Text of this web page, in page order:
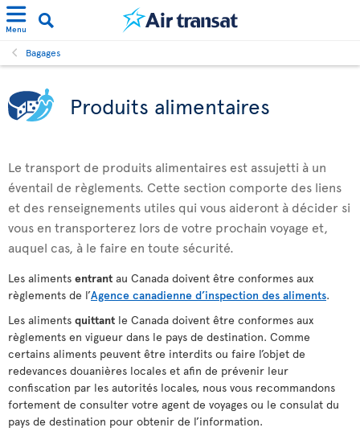
Menu
Bagages
Produits alimentaires
Le transport de produits alimentaires est assujetti à un
éventail de règlements. Cette section comporte des liens
et des renseignements utiles qui vous aideront à décider si
vous en transporterez lors de votre prochain voyage et,
auquel cas, à le faire en toute sécurité.
Les aliments entrant au Canada doivent être conformes aux
règlements de l’Agence canadienne d’inspection des aliments.
Les aliments quittant le Canada doivent être conformes aux
règlements en vigueur dans le pays de destination. Comme
certains aliments peuvent être interdits ou faire l’objet de
redevances douanières locales et afin de prévenir leur
confiscation par les autorités locales, nous vous recommandons
fortement de consulter votre agent de voyages ou le consulat du
pays de destination pour obtenir de l’information.